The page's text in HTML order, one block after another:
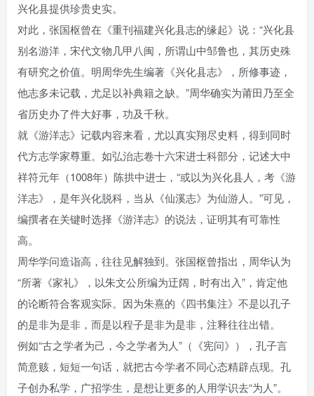
兴化县提供珍贵史实。
对此，张国枢曾在《重刊福建兴化县志的缘起》说：“兴化县
别名游洋，宋代文物几甲八闽，所谓山中邹鲁也，其历史殊
有研究之价值。明周华先生编著《兴化县志》，所修事迹，
他志多未记载，尤足以补典籍之缺。”周华确实为莆田乃至全
省历史办了件大好事，功及千秋。
就《游洋志》记载内容来看，尤以真实翔尽史料，得到同时
代方志学家尊重。如弘治志卷十六宋进士科部分，记述大中
祥符元年（1008年）陈拱中进士，“或以为兴化县人，考《游
洋志》，是年兴化脱科，当从《仙溪志》为仙游人。”可见，
编撰者在关键时选择《游洋志》的说法，证明其有可靠性
高。
周华学问造诣高，往往见解独到。张国枢曾指出，周华认为
“所著《家礼》，以朱文公所编为迂阔，时有出入”，肯定他
的论断符合客观实际。因为朱熹的《四书集注》不是以孔子
的是非为是非，而是以程子是非为是非，注释往往出错。
例如“古之学者为己，今之学者为人”（《宪问》），孔子言
简意赅，短短一句话，就把古今学者不同心态精辟点现。孔
子创办私学，广招学生，是想让更多的人用学识去“为人”。